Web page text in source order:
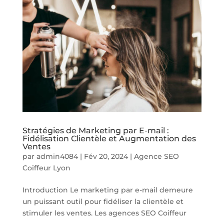
Stratégies de Marketing par E-mail :
Fidélisation Clientèle et Augmentation des
Ventes
par admin4084| Fév 20, 2024| Agence SEO
Coiffeur Lyon
Introduction Le marketing par e-mail demeure
un puissant outil pour fidéliser la clientèle et
stimuler les ventes. Les agences SEO Coiffeur